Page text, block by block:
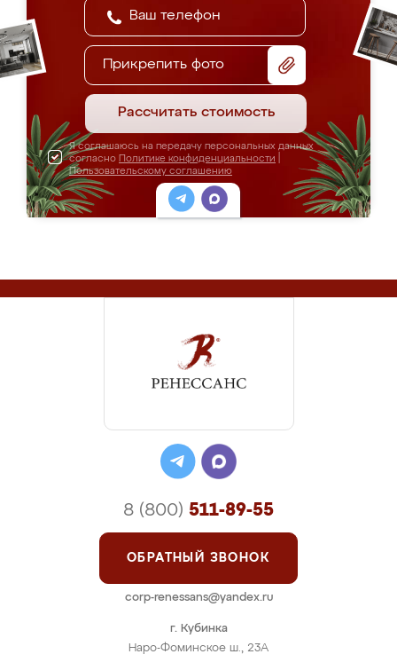
Прикрепить фото
Рассчитать стоимость
Я соглашаюсь на передачу персональных данных
согласно Политике конфиденциальности
Пользовательскому соглашению
г. Кубинка
Наро-Фоминское ш., 23А
8 (800) 511-89-55
ОБРАТНЫЙ ЗВОНОК
corp-renessans@yandex.ru